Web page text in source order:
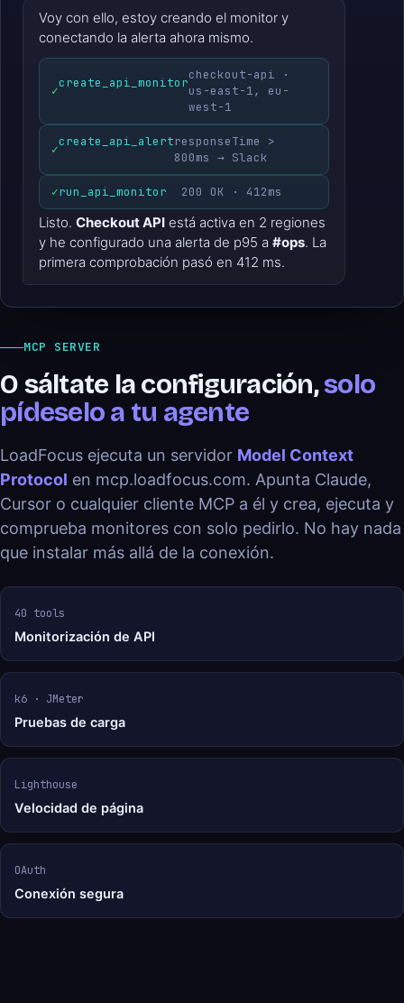
Voy con ello, estoy creando el monitor y
conectando la alerta ahora mismo.
✓
create_api_monitor
checkout-api ·
us-east-1, eu-
west-1
✓
create_api_alertresponseTime >
800ms → Slack
✓run_api_monitor 200 OK · 412ms
Listo. Checkout API está activa en 2 regiones
y he configurado una alerta de p95 a #ops. La
primera comprobación pasó en 412 ms.
MCP SERVER
O sáltate la configuración,solo
pídeselo a tu agente
LoadFocus ejecuta un servidor Model Context
Protocol en mcp.loadfocus.com. Apunta Claude,
Cursor o cualquier cliente MCP a él y crea, ejecuta y
comprueba monitores con solo pedirlo. No hay nada
que instalar más allá de la conexión.
40 tools
Monitorización de API
k6 · JMeter
Pruebas de carga
Lighthouse
Velocidad de página
OAuth
Conexión segura